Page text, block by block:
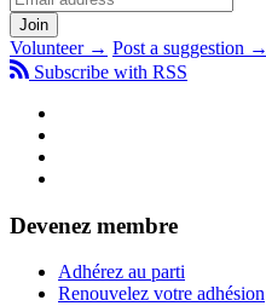
Volunteer → Post a suggestion →
Subscribe with RSS
Devenez membre
Adhérez au parti
Renouvelez votre adhésion